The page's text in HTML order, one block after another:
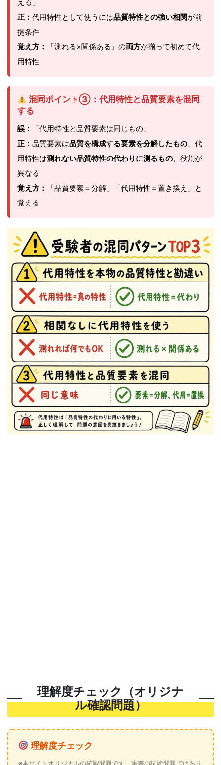
える」
正： 代用特性として使うには品質特性との強い相関が前
提条件
覚え方：
「測れる×関係ある」の両方が揃って初めて代
用特性
混同ポイント③：代用特性と品質要素を混同
する
誤：
「代用特性と品質要素は同じもの」
正： 品質要素は品質を構成する要素を分解したもの、代
用特性は測れない品質特性の代わりに測るもの。役割が
異なる
覚え方：
「品質要素＝分解」「代用特性＝置き換え」と
覚える
理解度チェック（オリジナ
ル確認問題）
理解度チェック
※本サイトオリジナルの確認問題です。実際の試験問題ではあり